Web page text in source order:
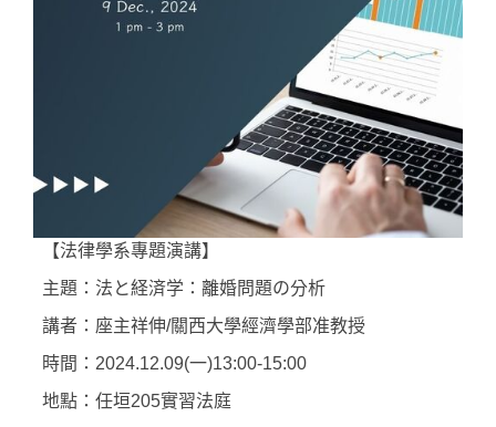
【法律學系專題演講】
主題：法と経済学：離婚問題の分析
講者：座主祥伸/關西大學經濟學部准教授
時間：2024.12.09(一)13:00-15:00
地點：任垣205實習法庭